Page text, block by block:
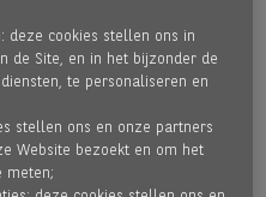
een lokale oplossing
u een centraal contact
contracten met de lokale
uitgevoerd.
oplossing geschikt
bedrijven met
deze cookies stellen ons in
de Site, en in het bijzonder de
te personaliseren en
stellen ons en onze partners
Website bezoekt en om het
meten;